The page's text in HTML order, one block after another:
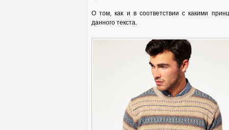
О том, как и в соответствии с какими
данного текста.